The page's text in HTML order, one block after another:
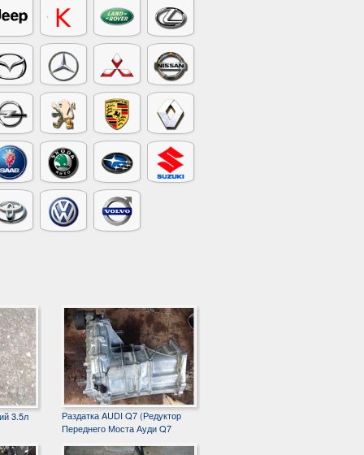
3.5л
Раздатка AUDI Q7 (Редуктор
Переднего Моста Ауди Q7